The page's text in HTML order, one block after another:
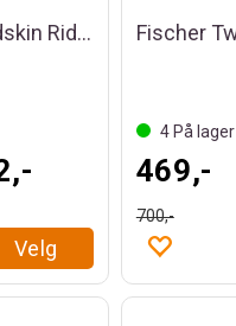
Dynafit Speedskin Ridge 95
Velg
4På lager
469,-
700,-